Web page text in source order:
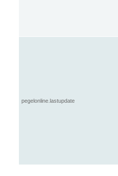
pegelonline.lastupdate